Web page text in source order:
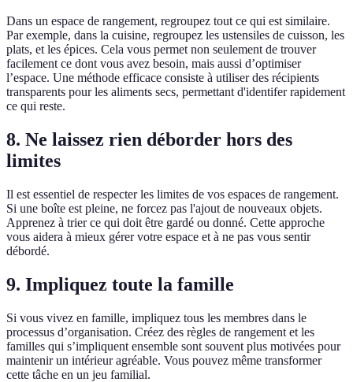
Dans un espace de rangement, regroupez tout ce qui est similaire.
Par exemple, dans la cuisine, regroupez les ustensiles de cuisson, les
plats, et les épices. Cela vous permet non seulement de trouver
facilement ce dont vous avez besoin, mais aussi d’optimiser
l’espace. Une méthode efficace consiste à utiliser des récipients
transparents pour les aliments secs, permettant d'identifer rapidement
ce qui reste.
8. Ne laissez rien déborder hors des
limites
Il est essentiel de respecter les limites de vos espaces de rangement.
Si une boîte est pleine, ne forcez pas l'ajout de nouveaux objets.
Apprenez à trier ce qui doit être gardé ou donné. Cette approche
vous aidera à mieux gérer votre espace et à ne pas vous sentir
débordé.
9. Impliquez toute la famille
Si vous vivez en famille, impliquez tous les membres dans le
processus d’organisation. Créez des règles de rangement et les
familles qui s’impliquent ensemble sont souvent plus motivées pour
maintenir un intérieur agréable. Vous pouvez même transformer
cette tâche en un jeu familial.